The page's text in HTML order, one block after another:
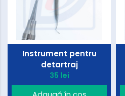
Instrument pentru
detartraj
35 lei